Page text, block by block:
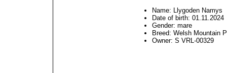
Name: Llygoden Namys
Date of birth: 01.11.2024
Gender: mare
Breed: Welsh Mountain
Owner: S VRL-00329